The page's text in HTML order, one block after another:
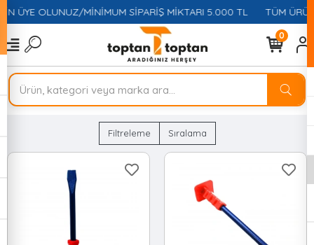
ÜYE OLUNUZ/MİNİMUM SİPARİŞ MİKTARI 5.000 TL TÜM
0
Filtreleme Sıralama